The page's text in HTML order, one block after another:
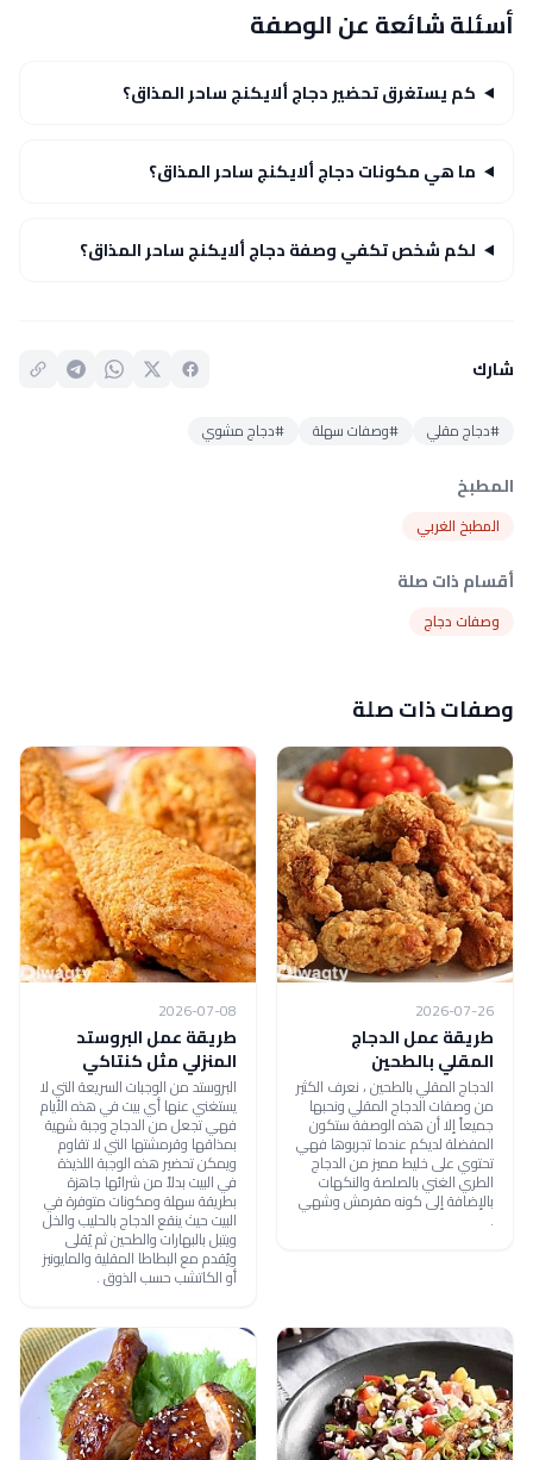
أسئلة شائعة عن الوصفة
كم يستغرق تحضير دجاج ألايكنج ساحر المذاق؟
ما هي مكونات دجاج ألايكنج ساحر المذاق؟
لكم شخص تكفي وصفة دجاج ألايكنج ساحر المذاق؟
شارك
#دجاج مقلي #وصفات سهلة #دجاج مشوي
المطبخ
المطبخ الغربي
أقسام ذات صلة
وصفات دجاج
وصفات ذات صلة
2026-07-26
طريقة عمل الدجاج
المقلي بالطحين
الدجاج المقلي بالطحين ، نعرف الكثير
من وصفات الدجاج المقلي ونحبها
جميعاً إلا أن هذه الوصفة ستكون
المفضلة لديكم عندما تجربوها فهي
تحتوي على خليط مميز من الدجاج
الطري الغني بالصلصة والنكهات
بالإضافة إلى كونه مقرمش وشهي
.
2026-07-08
طريقة عمل البروستد
المنزلي مثل كنتاكي
البروستد من الوجبات السريعة التي لا
يستغني عنها أي بيت في هذه الأيام
فهي تجعل من الدجاج وجبة شهية
بمذاقها وقرمشتها التي لا تقاوم
ويمكن تحضير هذه الوجبة اللذيذة
في البيت بدلاً من شرائها جاهزة
بطريقة سهلة ومكونات متوفرة في
البيت حيث ينقع الدجاج بالحليب والخل
ويتبل بالبهارات والطحين ثم يُقلى
ويُقدم مع البطاطا المقلية والمايونيز
أو الكاتشب حسب الذوق .